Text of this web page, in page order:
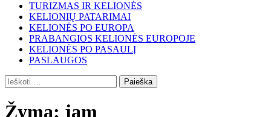
TURIZMAS IR KELIONĖS
KELIONIŲ PATARIMAI
KELIONĖS PO EUROPA
PRABANGIOS KELIONĖS EUROPOJE
KELIONĖS PO PASAULĮ
PASLAUGOS
Ieškoti:
Žyma: jam